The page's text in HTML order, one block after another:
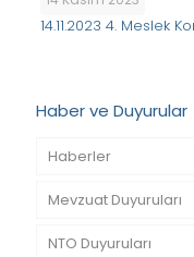
14.11.2023 4. Meslek
Haber ve Duyurular
Haberler
Mevzuat Duyuruları
NTO Duyuruları